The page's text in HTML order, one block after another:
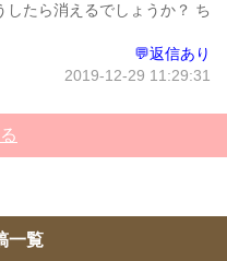
たら消えるでしょうか？ ち
💬返信あり
2019-12-29 11:29:31
一覧